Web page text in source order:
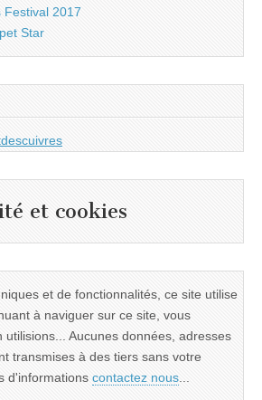
Festival 2017
Star
et cookies
et de fonctionnalités, ce site utilise
à naviguer sur ce site, vous
utilisions... Aucunes données, adresses
transmises à des tiers sans votre
d'informations contactez nous...